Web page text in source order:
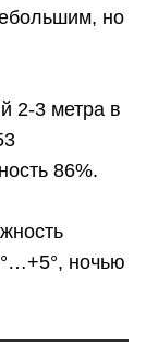
но
2-3 метра в
86%.
ночью